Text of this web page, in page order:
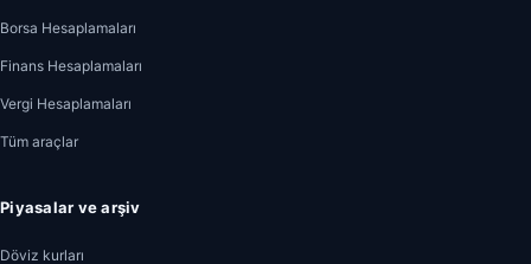
Borsa Hesaplamaları
Finans Hesaplamaları
Vergi Hesaplamaları
Tüm araçlar
Piyasalar ve arşiv
Döviz kurları